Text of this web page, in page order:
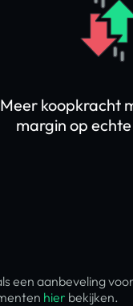
Meer koopkracht
margin op
een aanbeveling
hier bekijken.